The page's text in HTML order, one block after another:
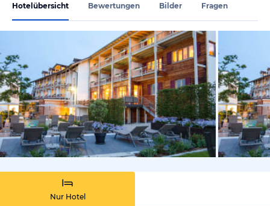
Hotelübersicht Bewertungen Bilder Fragen
vom
Nur Hotel